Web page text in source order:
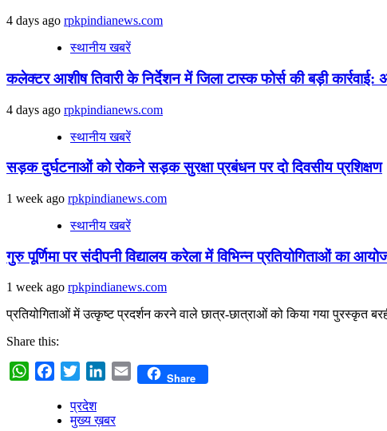
4 days ago rpkpindianews.com
स्थानीय खबरें
कलेक्टर आशीष तिवारी के निर्देशन में जिला टास्क फोर्स की बड़ी
4 days ago rpkpindianews.com
स्थानीय खबरें
सड़क दुर्घटनाओं को रोकने सड़क सुरक्षा प्रबंधन पर दो दिवसीय प्रशिक्षण
1 week ago rpkpindianews.com
स्थानीय खबरें
गुरु पूर्णिमा पर संदीपनी विद्यालय करेला में विभिन्न प्रतियोगिताओं का
1 week ago rpkpindianews.com
प्रतियोगिताओं में उत्कृष्ट प्रदर्शन करने वाले छात्र-छात्राओं को किया गया पुरस्कृत
Share this:
WhatsAppFacebookTwitterLinkedIn
Email Share
प्रदेश
मुख्य ख़बर